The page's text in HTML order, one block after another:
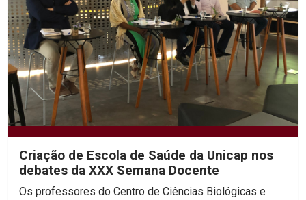
Criação de Escola de Saúde da Unicap nos
debates da XXX Semana Docente
Os professores do Centro de Ciências Biológicas e